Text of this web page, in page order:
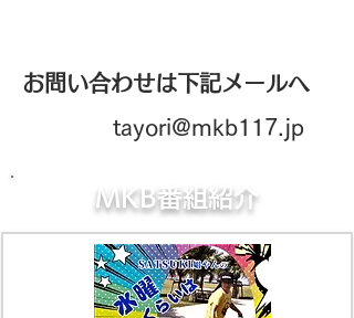
お問い合わせは下記メールへ
tayori@mkb117.jp
MKB番組紹介